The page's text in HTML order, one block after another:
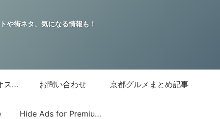
や街ネタ、気になる情報も！
グッチジャパン的オススメ店 お問い合わせ 京都グルメまとめ記事
Hide Ads for Premium Members